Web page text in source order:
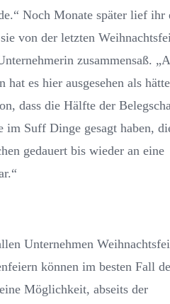
Noch Monate später lief ihr
von der letzten
zusammensaß.
es hier ausgesehen als
dass die Hälfte der
Suff Dinge gesagt haben,
gedauert bis wieder an eine
Unternehmen
können im besten Fall
Möglichkeit, abseits der